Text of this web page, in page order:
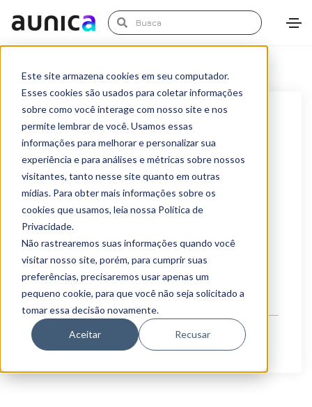
Este site armazena cookies em seu computador.
Esses cookies são usados para coletar informações
sobre como você interage com nosso site e nos
permite lembrar de você. Usamos essas
informações para melhorar e personalizar sua
experiência e para análises e métricas sobre nossos
visitantes, tanto nesse site quanto em outras
mídias. Para obter mais informações sobre os
cookies que usamos, leia nossa Política de
Privacidade.
Não rastrearemos suas informações quando você
visitar nosso site, porém, para cumprir suas
preferências, precisaremos usar apenas um
pequeno cookie, para que você não seja solicitado a
tomar essa decisão novamente.
Aceitar Recusar
AUNICA é convidada do WTC BUSINESS
FORUM para falar sobre Accountable
Marketing
Na próxima terça, dia 24/05/15, a aunica fala sobre
"Accountable Marketing: O desafio de
comprovar/exigir...
By